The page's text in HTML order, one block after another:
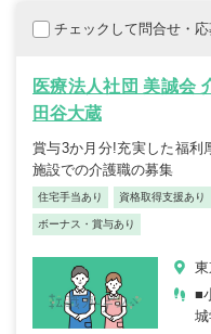
チェックして問合せ・
医療法人社団 美誠会
田谷大蔵
賞与3か月分!充実した福利
施設での介護職の募集
住宅手当あり 資格取得支援あり
ボーナス・賞与あり
■